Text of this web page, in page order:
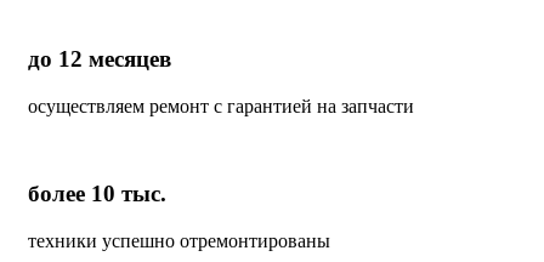
до 12 месяцев
осуществляем ремонт с гарантией на запчасти
более 10 тыс.
техники успешно отремонтированы